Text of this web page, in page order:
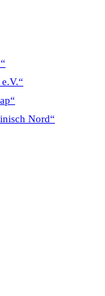
Nord“